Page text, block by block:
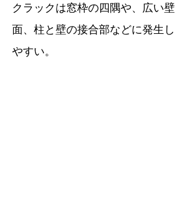
クラックは窓枠の四隅や、広い壁
面、柱と壁の接合部などに発生し
やすい。